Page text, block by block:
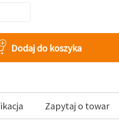
Dodaj do koszyka
Zapytaj o towar